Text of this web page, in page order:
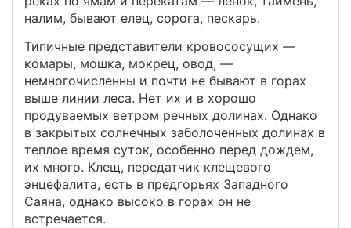
налим, бывают елец, сорога, пескарь.
Типичные представители кровососущих —
комары, мошка, мокрец, овод, —
немногочисленны и почти не бывают в горах
выше линии леса. Нет их и в хорошо
продуваемых ветром речных долинах. Однако
в закрытых солнечных заболоченных долинах в
теплое время суток, особенно перед дождем,
их много. Клещ, передатчик клещевого
энцефалита, есть в предгорьях Западного
Саяна, однако высоко в горах он не
встречается.